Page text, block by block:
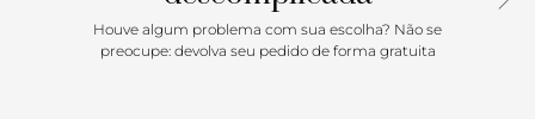
Houve algum problema com sua escolha? Não se
preocupe: devolva seu pedido de forma gratuita